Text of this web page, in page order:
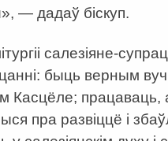
— дадаў біскуп.
салезіяне-
быць верным
Касцёле; працаваць,
пра развіццё і